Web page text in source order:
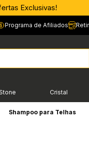
4x sem Juros!*
Exclusivas!
Programa de Afiliados
Cristal
Shampoo para Telhas